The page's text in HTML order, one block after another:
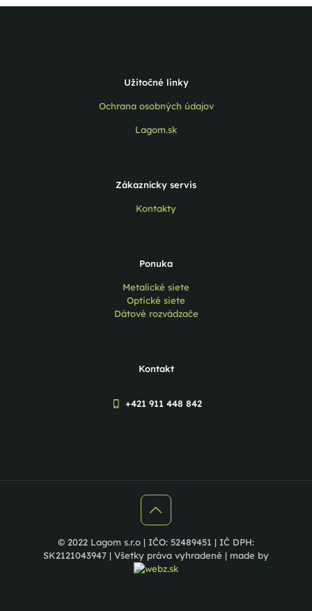
Užitočné linky
Ochrana osobných údajov
Lagom.sk
Zákaznícky servis
Kontakty
Ponuka
Metalické siete
Optické siete
Dátové rozvádzače
Kontakt
+421 911 448 842
© 2022 Lagom s.r.o | IČO: 52489451 | IČ DPH:
SK2121043947 | Všetky práva vyhradené | made by